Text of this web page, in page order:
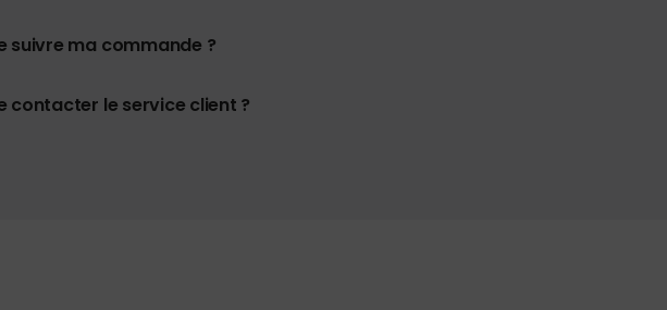
suivre ma commande ?
contacter le service client ?